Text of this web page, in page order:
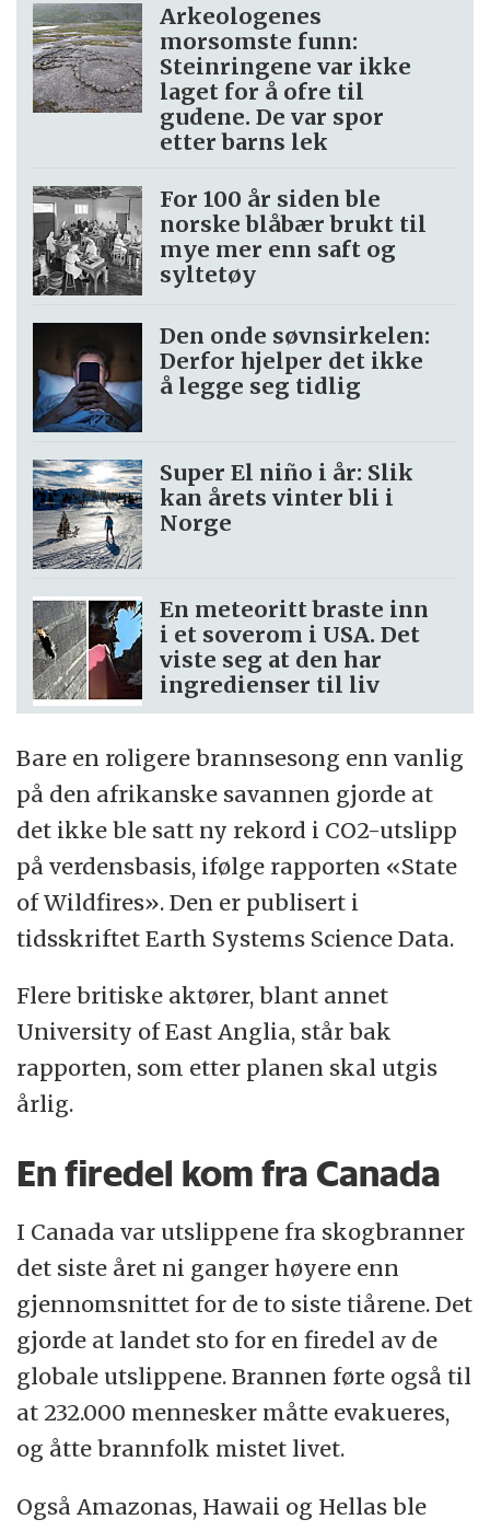
Arkeologenes
morsomste funn:
Steinringene var ikke
laget for å ofre til
gudene. De var spor
etter barns lek
For 100 år siden ble
norske blåbær brukt til
mye mer enn saft og
syltetøy
Den onde søvnsirkelen:
Derfor hjelper det ikke
å legge seg tidlig
Super El niño i år: Slik
kan årets vinter bli i
Norge
En meteoritt braste inn
i et soverom i USA. Det
viste seg at den har
ingredienser til liv
Bare en roligere brannsesong enn vanlig
på den afrikanske savannen gjorde at
det ikke ble satt ny rekord i CO2-utslipp
på verdensbasis, ifølge rapporten «State
of Wildfires». Den er publisert i
tidsskriftet Earth Systems Science Data.
Flere britiske aktører, blant annet
University of East Anglia, står bak
rapporten, som etter planen skal utgis
årlig.
En firedel kom fra Canada
I Canada var utslippene fra skogbranner
det siste året ni ganger høyere enn
gjennomsnittet for de to siste tiårene. Det
gjorde at landet sto for en firedel av de
globale utslippene. Brannen førte også til
at 232.000 mennesker måtte evakueres,
og åtte brannfolk mistet livet.
Også Amazonas, Hawaii og Hellas ble